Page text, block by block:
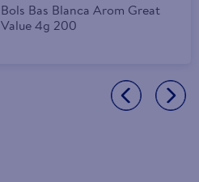
Bols Bas Blanca Arom Great
Value 4g 200